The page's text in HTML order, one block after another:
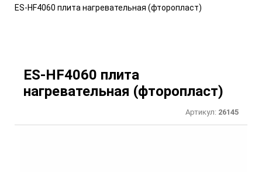
ES-HF4060 плита нагревательная (фторопласт)
ES-HF4060 плита
нагревательная (фторопласт)
Артикул: 26145